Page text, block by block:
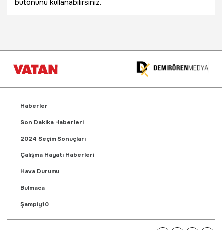
butonunu kullanabilirsiniz.
Haberler
Son Dakika Haberleri
2024 Seçim Sonuçları
Çalışma Hayatı Haberleri
Hava Durumu
Bulmaca
Şampiy10
Fikstür